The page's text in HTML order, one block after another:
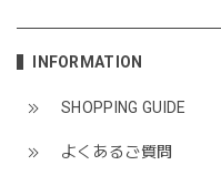
INFORMATION
SHOPPING GUIDE
よくあるご質問